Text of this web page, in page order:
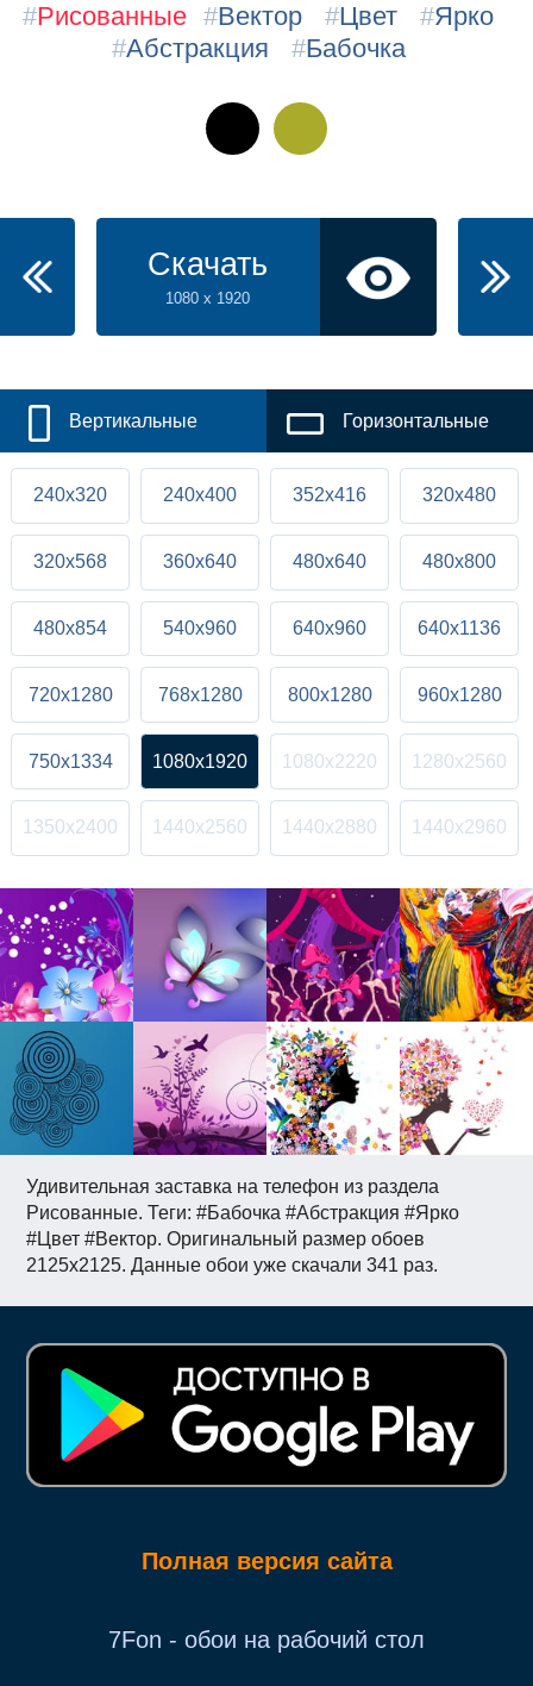
Удивительная заставка на телефон из раздела
Рисованные. Теги: #Бабочка #Абстракция #Ярко
#Цвет #Вектор. Оригинальный размер обоев
2125x2125. Данные обои уже скачали 341 раз.
#Рисованные #Вектор #Цвет #Ярко
#Абстракция #Бабочка
Скачать
1080 x 1920
Вертикальные Горизонтальные
240x320 240x400 352x416 320x480
320x568 360x640 480x640 480x800
480x854 540x960 640x960 640x1136
720x1280 768x1280 800x1280 960x1280
750x1334 1080x1920 1080x2220 1280x2560
1350x2400 1440x2560 1440x2880 1440x2960
Полная версия сайта
7Fon - обои на рабочий стол